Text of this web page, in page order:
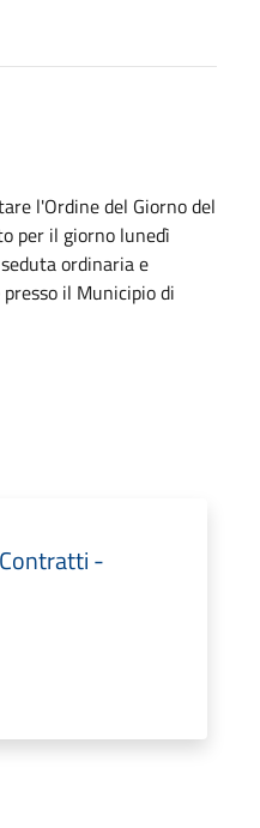
l'Ordine del Giorno del
per il giorno lunedì
ordinaria e
il Municipio di
-